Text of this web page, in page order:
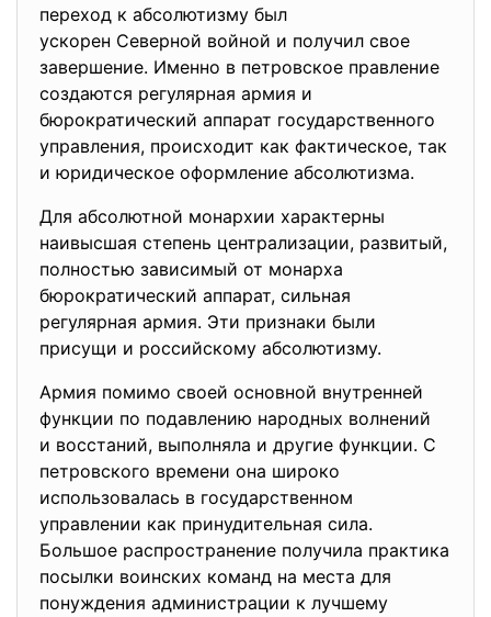
переход к абсолютизму был
ускорен Северной войной и получил свое
завершение. Именно в петровское правление
создаются регулярная армия и
бюрократический аппарат государственного
управления, происходит как фактическое, так
и юридическое оформление абсолютизма.
Для абсолютной монархии характерны
наивысшая степень централизации, развитый,
полностью зависимый от монарха
бюрократический аппарат, сильная
регулярная армия. Эти признаки были
присущи и российскому абсолютизму.
Армия помимо своей основной внутренней
функции по подавлению народных волнений
и восстаний, выполняла и другие функции. С
петровского времени она широко
использовалась в государственном
управлении как принудительная сила.
Большое распространение получила практика
посылки воинских команд на места для
понуждения администрации к лучшему